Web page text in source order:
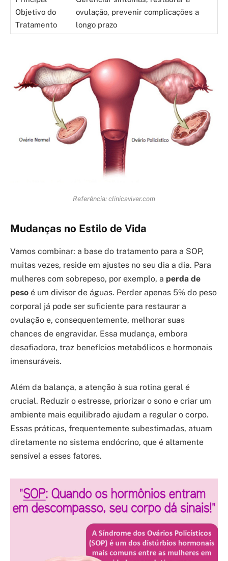
Objetivo do
Tratamento
ovulação, prevenir complicações a
longo prazo
Referência: clinicaviver.com
Mudanças no Estilo de Vida
Vamos combinar: a base do tratamento para a SOP,
muitas vezes, reside em ajustes no seu dia a dia. Para
mulheres com sobrepeso, por exemplo, a perda de
peso é um divisor de águas. Perder apenas 5% do peso
corporal já pode ser suficiente para restaurar a
ovulação e, consequentemente, melhorar suas
chances de engravidar. Essa mudança, embora
desafiadora, traz benefícios metabólicos e hormonais
imensuráveis.
Além da balança, a atenção à sua rotina geral é
crucial. Reduzir o estresse, priorizar o sono e criar um
ambiente mais equilibrado ajudam a regular o corpo.
Essas práticas, frequentemente subestimadas, atuam
diretamente no sistema endócrino, que é altamente
sensível a esses fatores.